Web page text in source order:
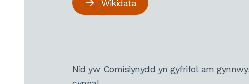
Wikidata
Nid yw Comisiynydd yn gyfrifol am